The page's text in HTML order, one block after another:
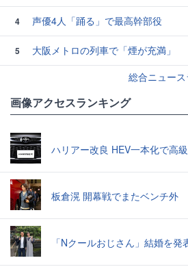
4 声優4人「踊る」で最高幹部役
5
大阪メトロの列車で「煙が充満」
総合ニュー
画像アクセスランキング
ハリアー改良 HEV一本化で高
板倉滉 開幕戦でまたベンチ外
「Nクールおじさん」結婚を発